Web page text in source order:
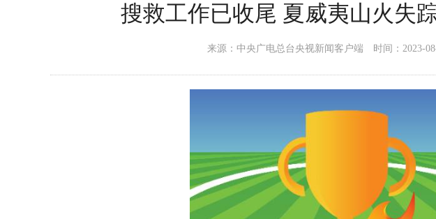
搜救工作已收尾 夏威夷山火失
来源：中央广电总台央视新闻客户端 时间：2023-